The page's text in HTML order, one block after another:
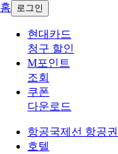
홈 로그인
현대카드
청구 할인
M포인트
조회
쿠폰
다운로드
항공국제선 항공권
호텔